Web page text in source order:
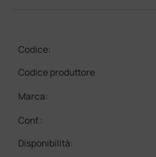
Codice:
Codice produttore
Marca:
Conf.:
Disponibilità: